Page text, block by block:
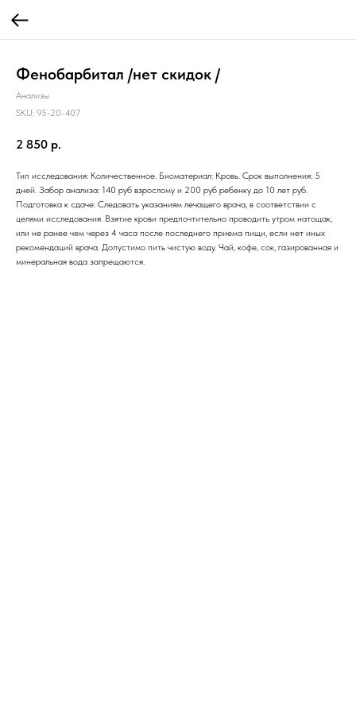
Фенобарбитал /нет скидок /
Анализы
SKU: 95-20-407
2 850 р.
Тип исследования: Количественное. Биоматериал: Кровь. Срок выполнения: 5
дней. Забор анализа: 140 руб взрослому и 200 руб ребенку до 10 лет руб.
Подготовка к сдаче: Следовать указаниям лечащего врача, в соответствии с
целями исследования. Взятие крови предпочтительно проводить утром натощак,
или не ранее чем через 4 часа после последнего приема пищи, если нет иных
рекомендаций врача. Допустимо пить чистую воду. Чай, кофе, сок, газированная и
минеральная вода запрещаются.